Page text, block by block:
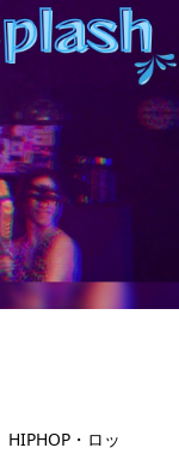
・ロッ